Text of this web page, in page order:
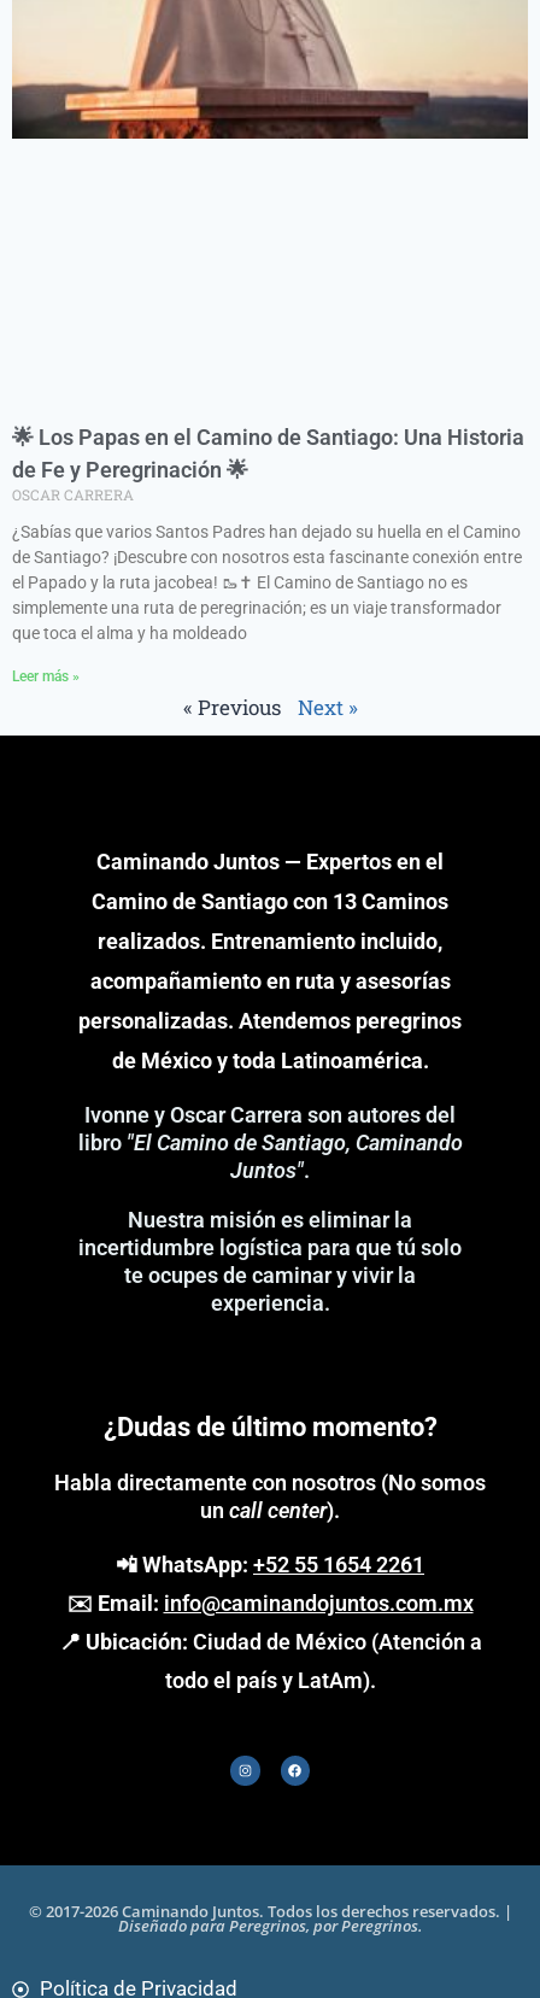
🌟 Los Papas en el Camino de Santiago: Una Historia
de Fe y Peregrinación 🌟
OSCAR CARRERA
¿Sabías que varios Santos Padres han dejado su huella en el Camino
de Santiago? ¡Descubre con nosotros esta fascinante conexión entre
el Papado y la ruta jacobea! 🥾✝️ El Camino de Santiago no es
simplemente una ruta de peregrinación; es un viaje transformador
que toca el alma y ha moldeado
Leer más »
« Previous Next »
Caminando Juntos — Expertos en el
Camino de Santiago con 13 Caminos
realizados. Entrenamiento incluido,
acompañamiento en ruta y asesorías
personalizadas. Atendemos peregrinos
de México y toda Latinoamérica.
Ivonne y Oscar Carrera son autores del
libro "El Camino de Santiago, Caminando
Juntos".
Nuestra misión es eliminar la
incertidumbre logística para que tú solo
te ocupes de caminar y vivir la
experiencia.
¿Dudas de último momento?
Habla directamente con nosotros (No somos
un call center).
📲WhatsApp: +52 55 1654 2261
✉️ Email: info@caminandojuntos.com.mx
📍 Ubicación: Ciudad de México (Atención a
todo el país y LatAm).
© 2017-2026 Caminando Juntos. Todos los derechos reservados. |
Diseñado para Peregrinos, por Peregrinos.
Política de Privacidad